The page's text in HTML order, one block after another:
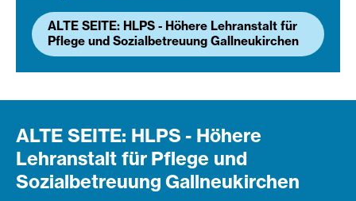
ALTE SEITE: HLPS - Höhere Lehranstalt für
Pflege und Sozialbetreuung Gallneukirchen
ALTE SEITE: HLPS - Höhere
Lehranstalt für Pflege und
Sozialbetreuung Gallneukirchen